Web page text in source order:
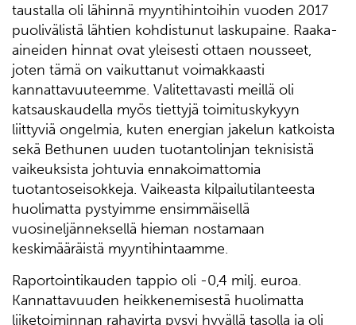
taustalla oli lähinnä myyntihintoihin vuoden 2017
puolivälistä lähtien kohdistunut laskupaine. Raaka-
aineiden hinnat ovat yleisesti ottaen nousseet,
joten tämä on vaikuttanut voimakkaasti
kannattavuuteemme. Valitettavasti meillä oli
katsauskaudella myös tiettyjä toimituskykyyn
liittyviä ongelmia, kuten energian jakelun katkoista
sekä Bethunen uuden tuotantolinjan teknisistä
vaikeuksista johtuvia ennakoimattomia
tuotantoseisokkeja. Vaikeasta kilpailutilanteesta
huolimatta pystyimme ensimmäisellä
vuosineljänneksellä hieman nostamaan
keskimääräistä myyntihintaamme.
Raportointikauden tappio oli -0,4 milj. euroa.
Kannattavuuden heikkenemisestä huolimatta
liiketoiminnan rahavirta pysyi hyvällä tasolla ja oli